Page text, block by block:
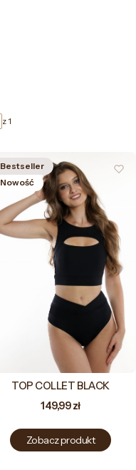
z 1
Bestseller
Nowość
TOP COLLET BLACK
Cena
149,99 zł
Zobacz produkt